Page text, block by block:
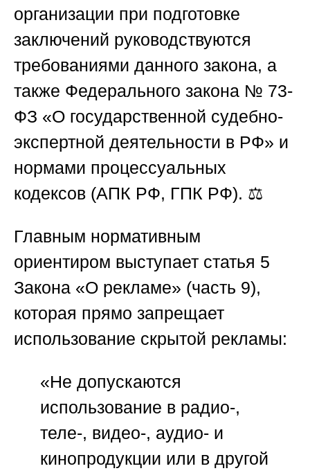
организации при подготовке
заключений руководствуются
требованиями данного закона, а
также Федерального закона № 73-
ФЗ «О государственной судебно-
экспертной деятельности в РФ» и
нормами процессуальных
кодексов (АПК РФ, ГПК РФ). ⚖️
Главным нормативным
ориентиром выступает статья 5
Закона «О рекламе» (часть 9),
которая прямо запрещает
использование скрытой рекламы:
«Не допускаются
использование в радио-,
теле-, видео-, аудио- и
кинопродукции или в другой